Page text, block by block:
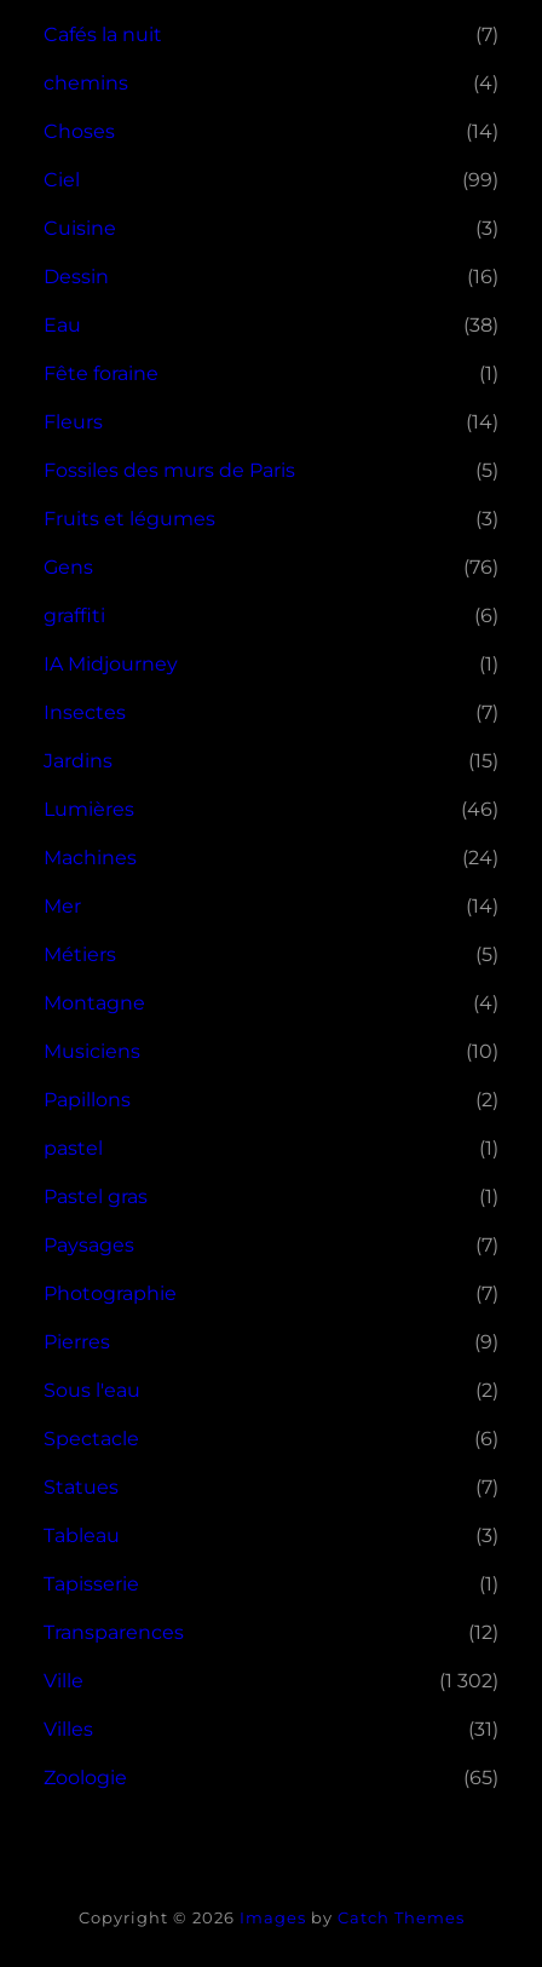
Cafés la nuit (7)
chemins (4)
Choses (14)
Ciel (99)
Cuisine (3)
Dessin (16)
Eau (38)
Fête foraine (1)
Fleurs (14)
Fossiles des murs de Paris (5)
Fruits et légumes (3)
Gens (76)
graffiti (6)
IA Midjourney (1)
Insectes (7)
Jardins (15)
Lumières (46)
Machines (24)
Mer (14)
Métiers (5)
Montagne (4)
Musiciens (10)
Papillons (2)
pastel (1)
Pastel gras (1)
Paysages (7)
Photographie (7)
Pierres (9)
Sous l'eau (2)
Spectacle (6)
Statues (7)
Tableau (3)
Tapisserie (1)
Transparences (12)
Ville (1 302)
Villes (31)
Zoologie (65)
Copyright © 2026 Images by Catch Themes